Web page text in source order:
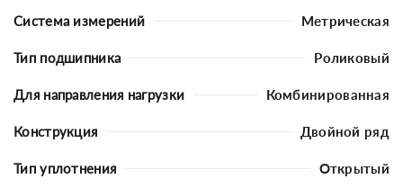
Система измерений Метрическая
Тип подшипника Роликовый
Для направления нагрузки Комбинированная
Конструкция Двойной ряд
Тип уплотнения Открытый